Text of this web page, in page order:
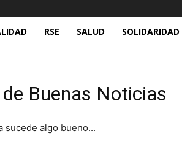
RSE SALUD SOLIDARIDAD
de Buenas Noticias
sucede algo bueno...